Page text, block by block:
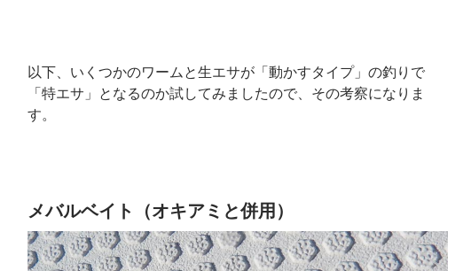
以下、いくつかのワームと生エサが「動かすタイプ」の釣りで
「特エサ」となるのか試してみましたので、その考察になりま
す。
メバルベイト（オキアミと併用）